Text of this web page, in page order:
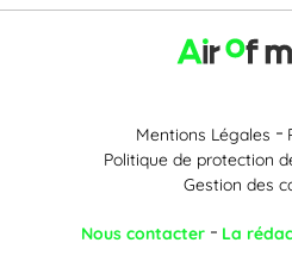
Mentions Légales
Politique de protection
Gestion des
Nous contacter La